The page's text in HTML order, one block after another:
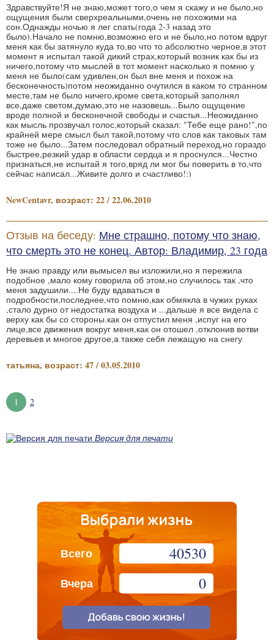
Здравствуйте!Я не знаю,может того,о чем я скажу и не было,но
ощущения были сверхреальными,очень не похожими на
сон.Однажды ночью я лег спать(года 2-3 назад это
было).Начало не помню,возможно его и не было,но потом вдруг
меня как бы затянуло куда то,во что то абсолютно черное,в этот
момент я испытал такой дикий страх,который возник как бы из
ничего,потому что мыслей в тот момент насколько я помню у
меня не было(сам удивлен,он был вне меня и похож на
бесконечность)потом неожиданно очутился в каком то странном
месте,там не было ничего,кроме света,который заполнял
все,даже светом,думаю,это не назовешь...Было ощущение
вроде полной и бесконечной свободы и счастья...Неожиданно
как мысль прозвучал голос,который сказал: "Тебе еще рано!",по
крайней мере смысл был такой,потому что слов как таковых там
тоже не было...Затем последовал обратный переход,но гораздо
быстрее,резкий удар в области сердца и я проснулся...Честно
признаться,не испытай я того,вряд ли мог бы поверить в то,что
сейчас написал...Живите долго и счастливо!:)
NewCentavr, возраст: 22 / 22.06.2010
Отзыв на беседу: Мне страшно, потому что знаю,
что смерть это не конец. Автор: Владимир, 23 года
Не знаю правду или вымысел вы изложили,но я пережила
подобное ,мало кому говорила об этом,но случилось так ,что
меня задушили....Не буду вдаваться в
подробности,последнее,что помню,как обмякла в чужих руках
,стало дурно от недостатка воздуха и ...дальше я все видела с
верху как бы со стороны.как он отпустил меня ,испуг на его
лице,все движения вокруг меня,как он отошел ,отклонив ветви
деревьев и многое другое,а также себя лежащую на снегу
татьяна, возраст: 47 / 03.05.2010
1 2
Версия для печати
Всего 40530
Вчера 0